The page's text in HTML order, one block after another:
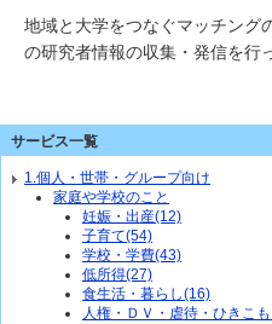
地域と大学をつなぐマッチング
の研究者情報の収集・発信を行
サービス一覧
1.個人・世帯・グループ向け
家庭や学校のこと
妊娠・出産(12)
子育て(54)
学校・学費(43)
低所得(27)
食生活・暮らし(16)
人権・ＤＶ・虐待・ひきこ